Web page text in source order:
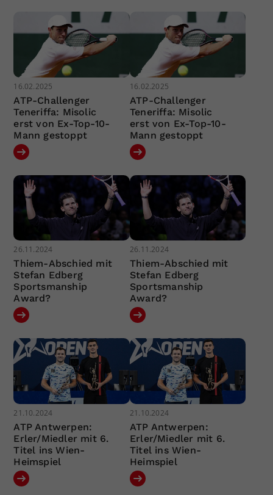
16.02.2025
ATP-Challenger
Teneriffa: Misolic
erst von Ex-Top-10-
Mann gestoppt
16.02.2025
ATP-Challenger
Teneriffa: Misolic
erst von Ex-Top-10-
Mann gestoppt
26.11.2024
Thiem-Abschied mit
Stefan Edberg
Sportsmanship
Award?
26.11.2024
Thiem-Abschied mit
Stefan Edberg
Sportsmanship
Award?
21.10.2024
ATP Antwerpen:
Erler/Miedler mit 6.
Titel ins Wien-
Heimspiel
21.10.2024
ATP Antwerpen:
Erler/Miedler mit 6.
Titel ins Wien-
Heimspiel